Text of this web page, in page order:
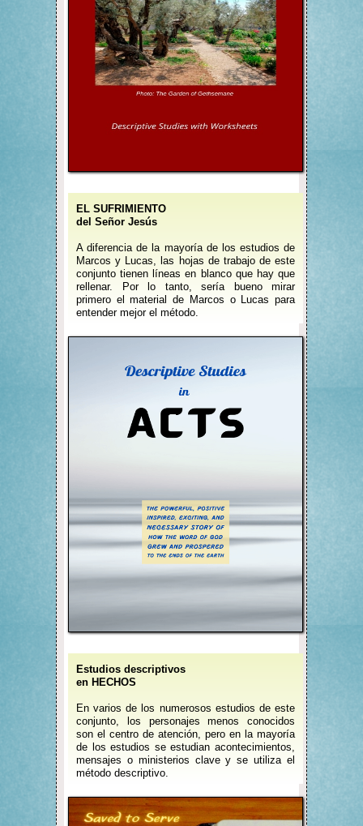
EL SUFRIMIENTO
del Señor Jesús
A diferencia de la mayoría de los estudios de
Marcos y Lucas, las hojas de trabajo de este
conjunto tienen líneas en blanco que hay que
rellenar. Por lo tanto, sería bueno mirar
primero el material de Marcos o Lucas para
entender mejor el método.
Estudios descriptivos
en HECHOS
En varios de los numerosos estudios de este
conjunto, los personajes menos conocidos
son el centro de atención, pero en la mayoría
de los estudios se estudian acontecimientos,
mensajes o ministerios clave y se utiliza el
método descriptivo.